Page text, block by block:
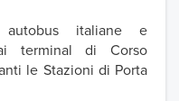
italiane e
terminal di Corso
le Stazioni di Porta